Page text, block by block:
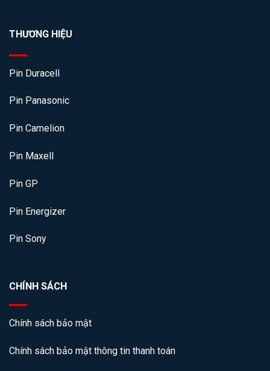
THƯƠNG HIỆU
Pin Duracell
Pin Panasonic
Pin Camelion
Pin Maxell
Pin GP
Pin Energizer
Pin Sony
CHÍNH SÁCH
Chính sách bảo mật
Chính sách bảo mật thông tin thanh toán